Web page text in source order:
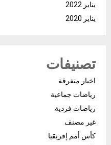
يناير 2022
يناير 2020
تصنيفات
اخبار متفرقة
رياضات جماعية
رياضات فردية
غير مصنف
كأس أمم إفريقيا